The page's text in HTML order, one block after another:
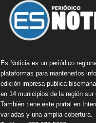
Es Noticia es un periódico
plataformas para mantenerlos
edición impresa publica
en 14 municipios de la región sur
También tiene este portal en
variadas y una amplia cobertura.